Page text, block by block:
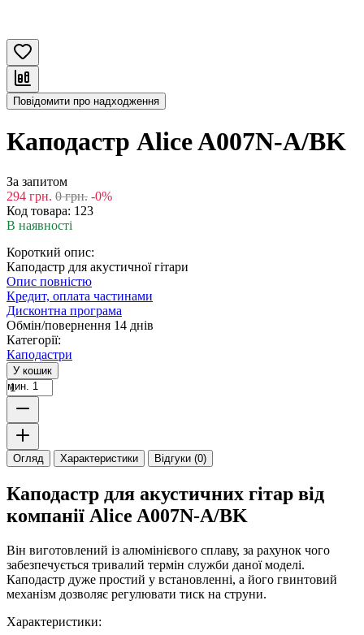
Повідомити про надходження
Каподастр Alice A007N-A/BK
За запитом
294 грн. 0 грн. -0%
Код товара: 123
В наявності
Короткий опис:
Каподастр для акустичної гітари
Опис повністю
Кредит, оплата частинами
Дисконтна програма
Обмін/повернення 14 днів
Категорії:
Каподастри
У кошик
мин. 1
Огляд Характеристики Відгуки (0)
Каподастр для акустичних гітар від
компанії Alice A007N-A/BK
Він виготовлений із алюмінієвого сплаву, за рахунок чого
забезпечується тривалий термін служби даної моделі.
Каподастр дуже простий у встановленні, а його гвинтовий
механізм дозволяє регулювати тиск на струни.
Характеристики: